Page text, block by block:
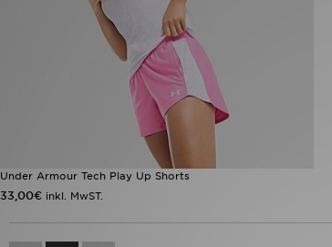
Under Armour Tech Play Up Shorts
33,00€ inkl. MwST.